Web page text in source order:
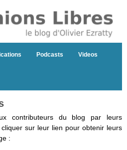
Podcasts Videos
contributeurs du blog par leurs
sur leur lien pour obtenir leurs
: